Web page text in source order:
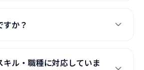
できません。また、評価項目も単一
とを防いでいます。さらに、総合評
か？
ただけます。
キル・職種に対応していま